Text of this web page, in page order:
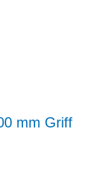
mm Griff